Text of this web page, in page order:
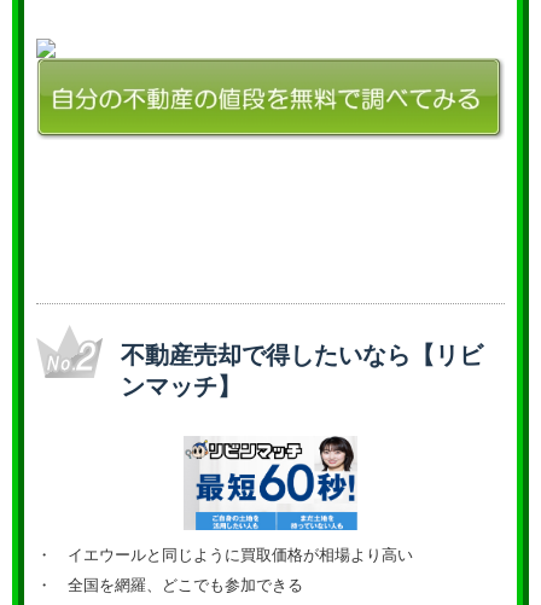
不動産売却で得したいなら【リビ
ンマッチ】
・ イエウールと同じように買取価格が相場より高い
・ 全国を網羅、どこでも参加できる